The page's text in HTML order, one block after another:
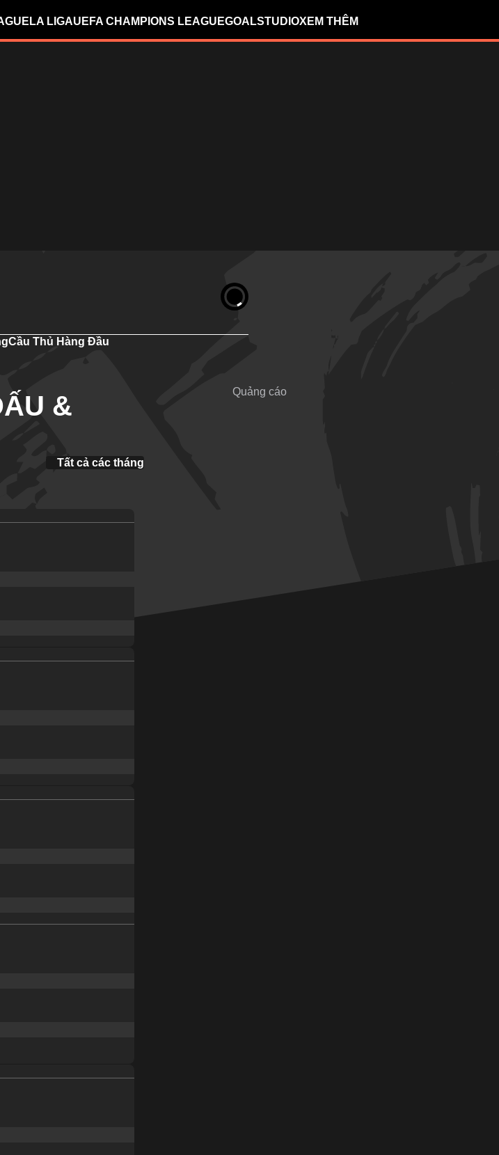
LA LIGAUEFA CHAMPIONS LEAGUEGOALSTUDIOXEM THÊM
Cầu Thủ Hàng Đầu
&
Tất cả các tháng